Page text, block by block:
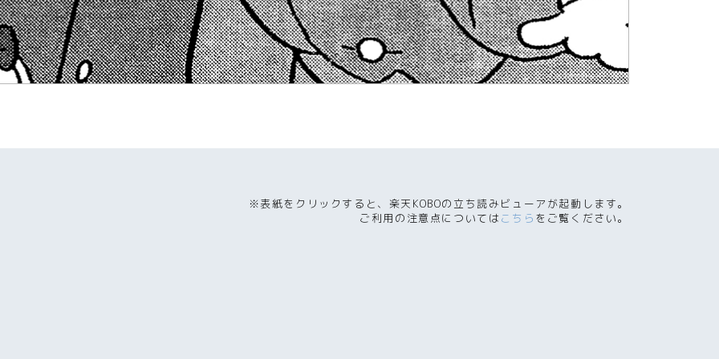
※表紙をクリックすると、楽天KOBOの立ち読みビューアが起動します。
ご利用の注意点については こちら をご覧ください。